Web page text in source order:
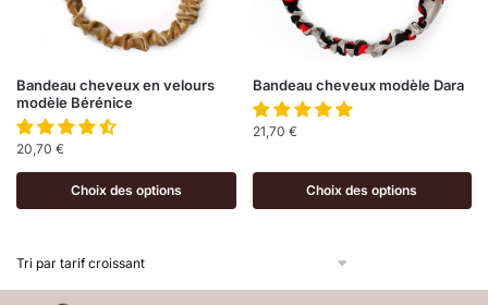
Bandeau cheveux en velours
modèle Bérénice
20,70 €
Choix des options
Bandeau cheveux modèle Dara
21,70 €
Choix des options